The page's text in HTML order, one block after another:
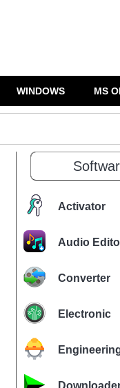
WINDOWS MS
Activator
Audio
Converter
Electronic